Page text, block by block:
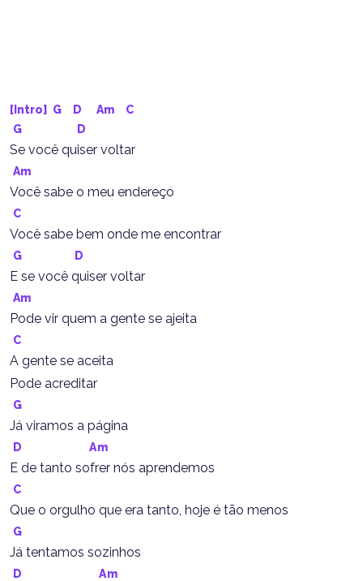
[Intro] G D Am
C
G
D
Se você quiser voltar
Am
Você sabe o meu endereço
C
Você sabe bem onde me encontrar
G D
E se você quiser voltar
Am
Pode vir quem a gente se ajeita
C
A gente se aceita
Pode acreditar
G
Já viramos a página
D Am
E de tanto sofrer nós aprendemos
C
Que o orgulho que era tanto, hoje é tão menos
G
Já tentamos sozinhos
D Am